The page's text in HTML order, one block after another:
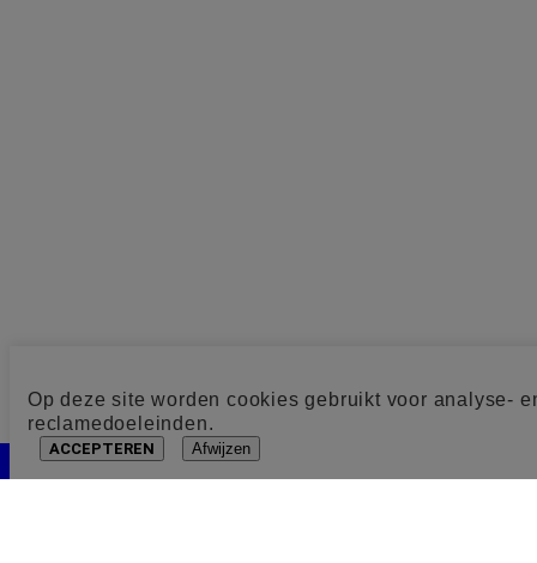
Op deze site worden cookies gebruikt voor analyse-
reclamedoeleinden.
ACCEPTEREN Afwijzen
Cookie toestemming